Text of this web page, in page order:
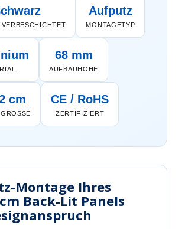
Aufputz
MONTAGETYP
68 mm
AUFBAUHÖHE
cm CE / RoHS
ZERTIFIZIERT
Montage Ihres
Back-Lit Panels